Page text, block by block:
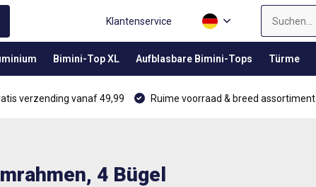
Klantenservice
Bimini-Top XL Aufblasbare Bimini-Tops Türme
verzending vanaf 49,99 Ruime voorraad & breed assortiment
4 Bügel